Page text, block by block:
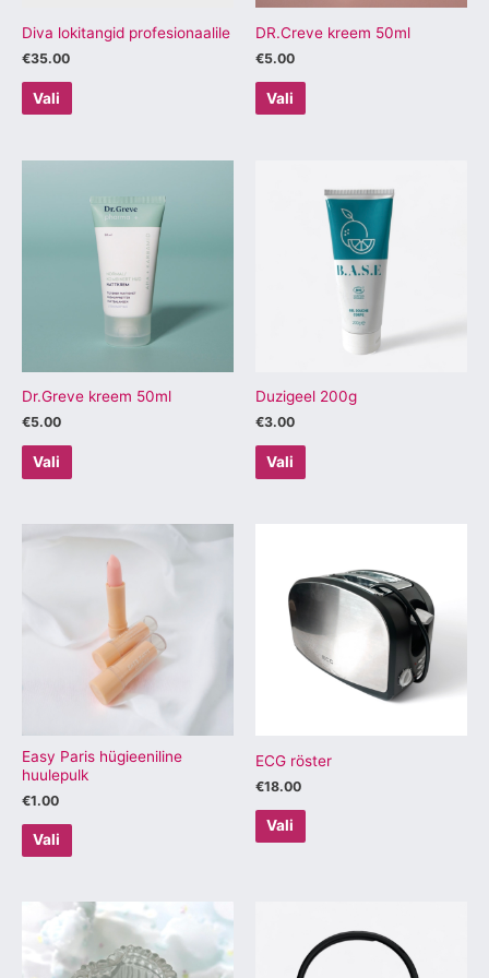
Diva lokitangid profesionaalile
€35.00
Vali
tootelehel.
DR.Creve kreem 50ml
€5.00
Vali
tootelehel.
Dr.Greve kreem 50ml
€5.00
Vali
tootel
mitu
varianti.
Valikuid
tootelehel.
Duzigeel 200g
€3.00
Vali
tootel
mitu
varianti.
Valikuid
tootelehel.
Easy Paris hügieeniline
huulepulk
€1.00
Vali
Sellel
tootel
varianti.
Valikuid
saab
tootelehel.
ECG röster
€18.00
Vali
varianti.
Valikuid
tootelehel.
Sellel
tootel
on
tootel
on